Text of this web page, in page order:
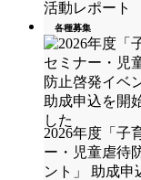
活動レポート
各種募集
2026年度「子
ー・児童虐待
ント」 助成申